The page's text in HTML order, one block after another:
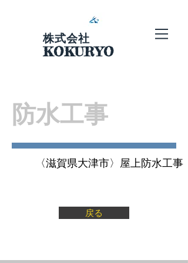
株式会社
KOKURYO
​防水工事
〈滋賀県大津市〉屋上防水工事
戻る